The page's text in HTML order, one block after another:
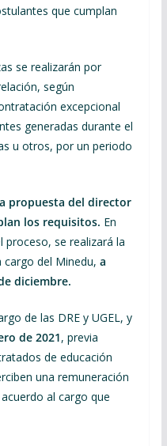
que cumplan
se realizarán por
según
excepcional
generadas durante el
u otros, por un periodo
propuesta del director
los requisitos. En
proceso, se realizará la
cargo del Minedu, a
diciembre.
de las DRE y UGEL, y
de 2021, previa
de educación
una remuneración
al cargo que